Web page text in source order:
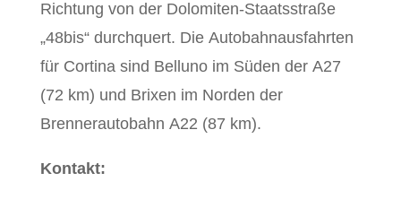
Richtung von der Dolomiten-Staatsstraße
„48bis“ durchquert. Die Autobahnausfahrten
für Cortina sind Belluno im Süden der A27
(72 km) und Brixen im Norden der
Brennerautobahn A22 (87 km).
Kontakt: